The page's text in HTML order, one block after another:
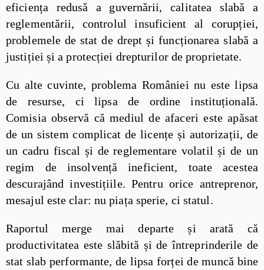
eficiența redusă a guvernării, calitatea slabă a
reglementării, controlul insuficient al corupției,
problemele de stat de drept și funcționarea slabă a
justiției și a protecției drepturilor de proprietate.
Cu alte cuvinte, problema României nu este lipsa
de resurse, ci lipsa de ordine instituțională.
Comisia observă că mediul de afaceri este apăsat
de un sistem complicat de licențe și autorizații, de
un cadru fiscal și de reglementare volatil și de un
regim de insolvență ineficient, toate acestea
descurajând investițiile. Pentru orice antreprenor,
mesajul este clar: nu piața sperie, ci statul.
Raportul merge mai departe și arată că
productivitatea este slăbită și de întreprinderile de
stat slab performante, de lipsa forței de muncă bine